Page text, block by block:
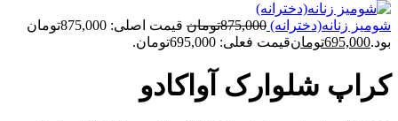
شومیز زنانه(دخترانه) 875,000تومان
قیمت اصلی: 875,000تومان
بود.695,000تومانقیمت فعلی: 695,000تومان.
کراپ شلوارک آواکادو